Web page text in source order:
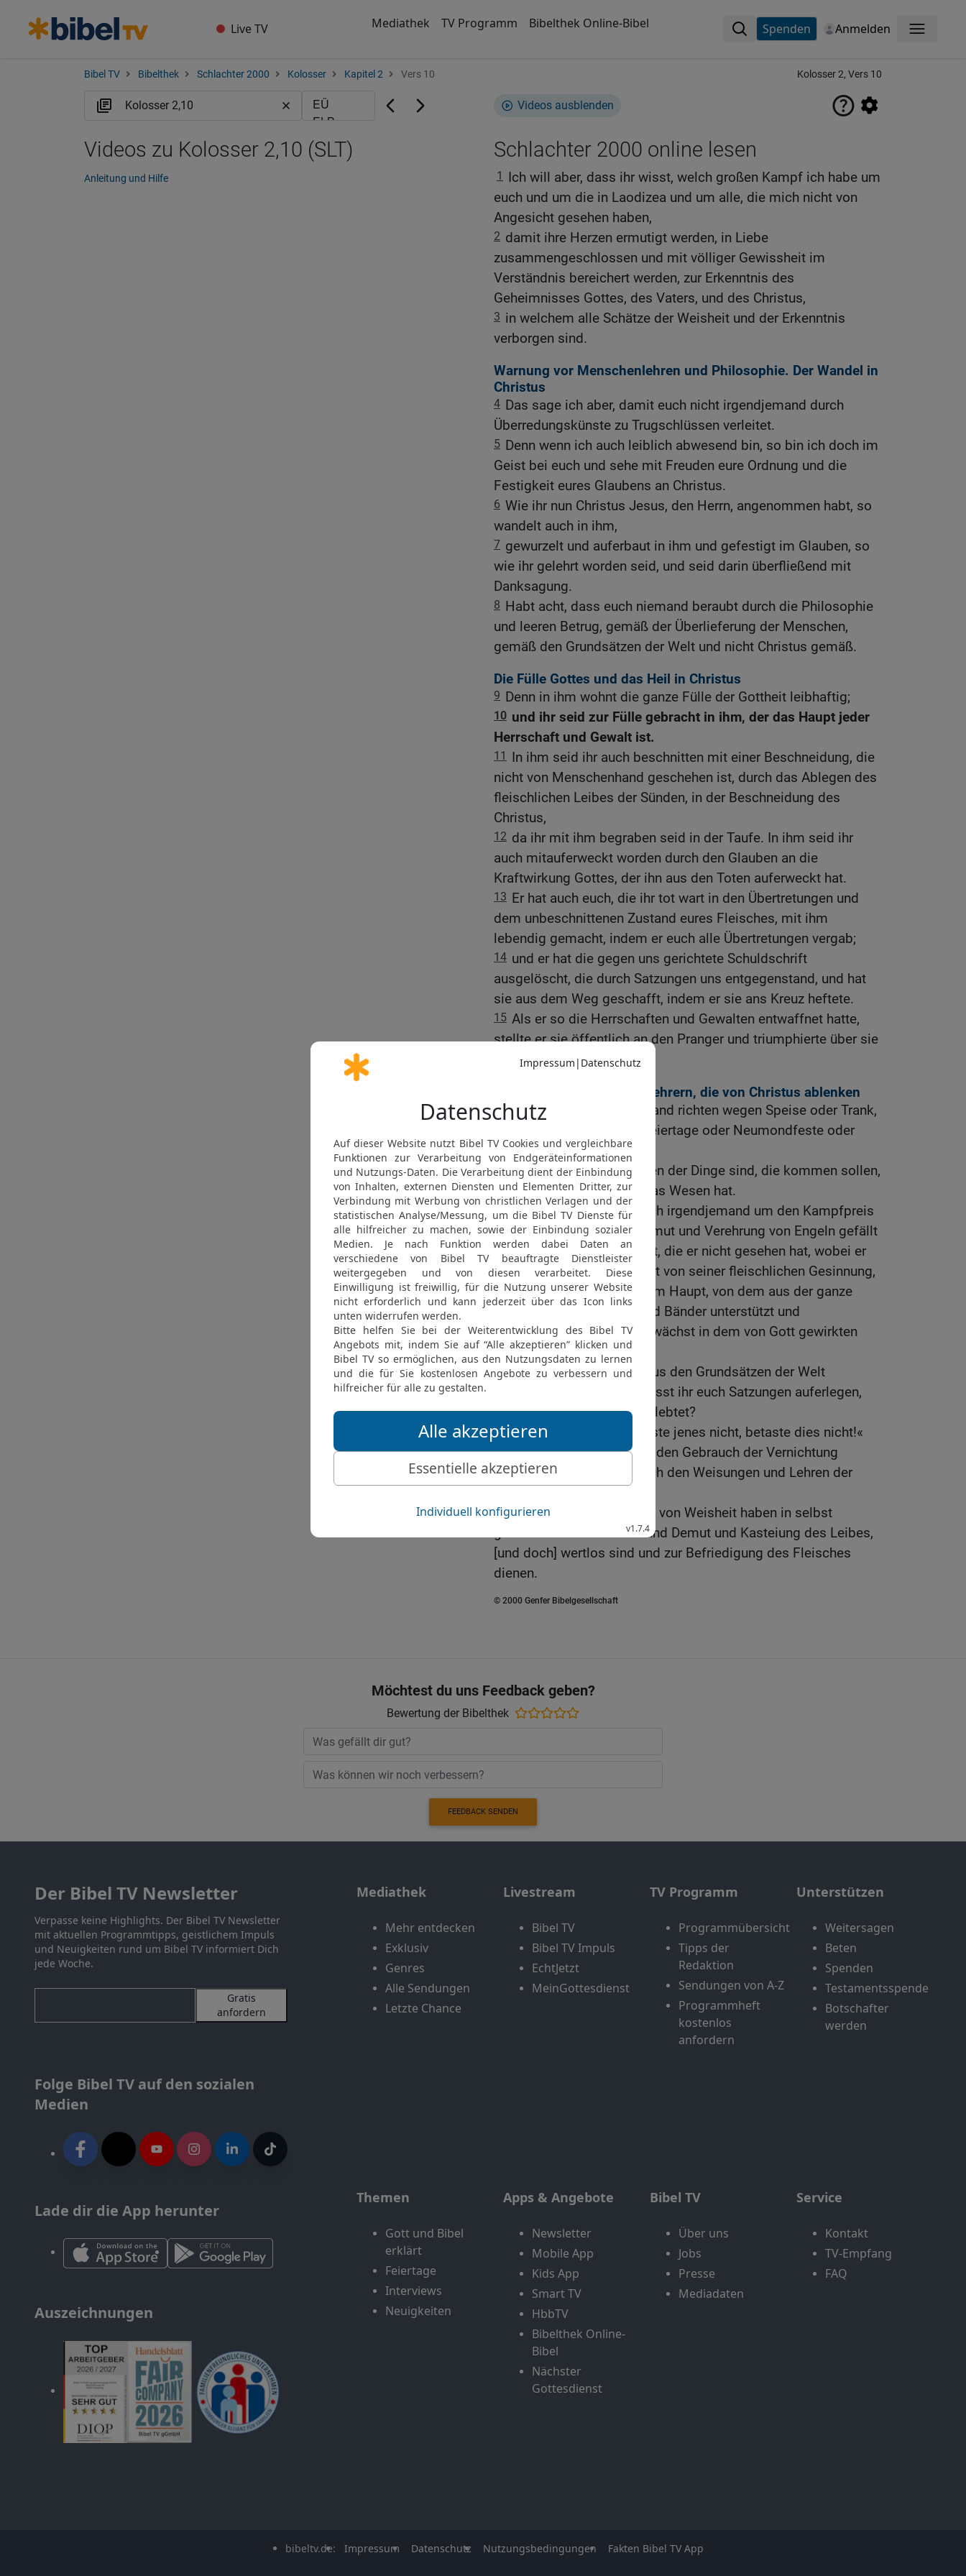
Live TV Mediathek TV Programm Bibelthek Online-Bibel Spenden Anmelden Menü
Bibel TV Bibelthek Schlachter 2000 Kolosser Kapitel 2 Vers 10 Kolosser 2, Vers 10
Videos ausblenden
Schlachter 2000 online lesen
1 Ich will aber, dass ihr wisst, welch großen Kampf ich habe um
euch und um die in Laodizea und um alle, die mich nicht von
Angesicht gesehen haben,
2 damit ihre Herzen ermutigt werden, in Liebe
zusammengeschlossen und mit völliger Gewissheit im
Verständnis bereichert werden, zur Erkenntnis des
Geheimnisses Gottes, des Vaters, und des Christus,
3 in welchem alle Schätze der Weisheit und der Erkenntnis
verborgen sind.
Warnung vor Menschenlehren und Philosophie. Der Wandel in
Christus
4 Das sage ich aber, damit euch nicht irgendjemand durch
Überredungskünste zu Trugschlüssen verleitet.
5 Denn wenn ich auch leiblich abwesend bin, so bin ich doch im
Geist bei euch und sehe mit Freuden eure Ordnung und die
Festigkeit eures Glaubens an Christus.
6 Wie ihr nun Christus Jesus, den Herrn, angenommen habt, so
wandelt auch in ihm,
7 gewurzelt und auferbaut in ihm und gefestigt im Glauben, so
wie ihr gelehrt worden seid, und seid darin überfließend mit
Danksagung.
8 Habt acht, dass euch niemand beraubt durch die Philosophie
und leeren Betrug, gemäß der Überlieferung der Menschen,
gemäß den Grundsätzen der Welt und nicht Christus gemäß.
Die Fülle Gottes und das Heil in Christus
9 Denn in ihm wohnt die ganze Fülle der Gottheit leibhaftig;
10 und ihr seid zur Fülle gebracht in ihm, der das Haupt jeder
Herrschaft und Gewalt ist.
11
In ihm seid ihr auch beschnitten mit einer Beschneidung, die
nicht von Menschenhand geschehen ist, durch das Ablegen des
fleischlichen Leibes der Sünden, in der Beschneidung des
Christus,
12 da ihr mit ihm begraben seid in der Taufe. In ihm seid ihr
auch mitauferweckt worden durch den Glauben an die
Kraftwirkung Gottes, der ihn aus den Toten auferweckt hat.
13 Er hat auch euch, die ihr tot wart in den Übertretungen und
dem unbeschnittenen Zustand eures Fleisches, mit ihm
lebendig gemacht, indem er euch alle Übertretungen vergab;
14 und er hat die gegen uns gerichtete Schuldschrift
ausgelöscht, die durch Satzungen uns entgegenstand, und hat
sie aus dem Weg geschafft, indem er sie ans Kreuz heftete.
15 Als er so die Herrschaften und Gewalten entwaffnet hatte,
stellte er sie öffentlich an den Pranger und triumphierte über sie
an demselben.
Die Gefahr von falschen Lehrern, die von Christus ablenken
16 So lasst euch von niemand richten wegen Speise oder Trank,
oder wegen bestimmter Feiertage oder Neumondfeste oder
Sabbate,
17 die doch nur ein Schatten der Dinge sind, die kommen sollen,
wovon aber der Christus das Wesen hat.
18 Lasst nicht zu, dass euch irgendjemand um den Kampfpreis
bringt, indem er sich in Demut und Verehrung von Engeln gefällt
und sich in Sachen einlässt, die er nicht gesehen hat, wobei er
ohne Grund aufgeblasen ist von seiner fleischlichen Gesinnung,
19 und nicht festhält an dem Haupt, von dem aus der ganze
Leib, durch die Gelenke und Bänder unterstützt und
zusammengehalten, heranwächst in dem von Gott gewirkten
Wachstum.
20 Wenn ihr nun mit Christus den Grundsätzen der Welt
gestorben seid, weshalb lasst ihr euch Satzungen auferlegen,
als ob ihr noch in der Welt lebtet?
21 »Rühre das nicht an, koste jenes nicht, betaste dies nicht!«
22 — was doch alles durch den Gebrauch der Vernichtung
anheimfällt — [Gebote] nach den Weisungen und Lehren der
23 die freilich einen Schein von Weisheit haben in selbst
gewähltem Gottesdienst und Demut und Kasteiung des Leibes,
[und doch] wertlos sind und zur Befriedigung des Fleisches
dienen.
© 2000 Genfer Bibelgesellschaft
Videos zu Kolosser 2,10 (SLT)
Anleitung und Hilfe
Möchtest du uns Feedback geben?
Bewertung der Bibelthek
FEEDBACK SENDEN
Der Bibel TV Newsletter
Verpasse keine Highlights. Der Bibel TV Newsletter
mit aktuellen Programmtipps, geistlichem Impuls
und Neuigkeiten rund um Bibel TV informiert Dich
jede Woche.
Gratis
anfordern
Folge Bibel TV auf den sozialen
Medien
Lade dir die App herunter
Auszeichnungen
Mediathek
Mehr entdecken
Exklusiv
Genres
Alle Sendungen
Letzte Chance
Livestream
Bibel TV
Bibel TV Impuls
EchtJetzt
MeinGottesdienst
TV Programm
Programmübersicht
Tipps der
Redaktion
Sendungen von A-Z
Programmheft
kostenlos
anfordern
Unterstützen
Weitersagen
Beten
Spenden
Testamentsspende
Botschafter
werden
Themen
Gott und Bibel
erklärt
Feiertage
Interviews
Neuigkeiten
Apps & Angebote
Newsletter
Mobile App
Kids App
Smart TV
HbbTV
Bibelthek Online-
Bibel
Nächster
Gottesdienst
Bibel TV
Über uns
Jobs
Presse
Mediadaten
Service
Kontakt
TV-Empfang
FAQ
bibeltv.de: Impressum Datenschutz Nutzungsbedingungen Fakten Bibel TV App